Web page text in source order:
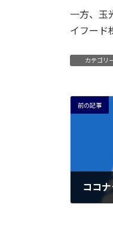
一方、玉
イフード
カテゴリ
前の記事